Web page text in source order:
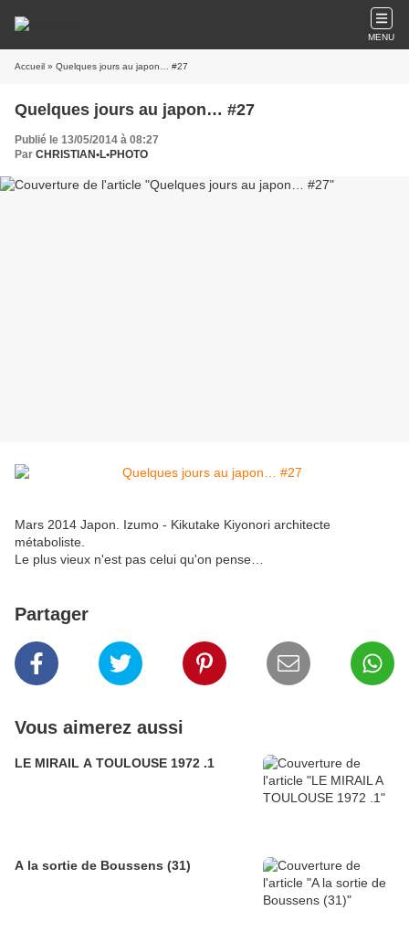
MENU
Accueil » Quelques jours au japon… #27
Quelques jours au japon… #27
Publié le 13/05/2014 à 08:27
Par CHRISTIAN•L•PHOTO
Mars 2014 Japon. Izumo - Kikutake Kiyonori architecte
métaboliste.
Le plus vieux n'est pas celui qu'on pense…
Partager
Vous aimerez aussi
LE MIRAIL A TOULOUSE 1972 .1
A la sortie de Boussens (31)